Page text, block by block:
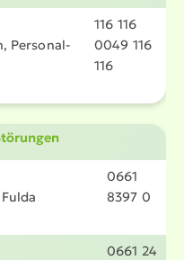
Perso­nal­
116 116
0049 116
116
Fulda
0661
8397 0
0661 24